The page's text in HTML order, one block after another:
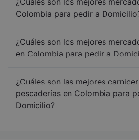
¿Cuáles son los mejores
Colombia para pedir a
¿Cuáles son los mejores
en Colombia para pedir a
¿Cuáles son las mejores
pescaderías en Colombia para
Domicilio?